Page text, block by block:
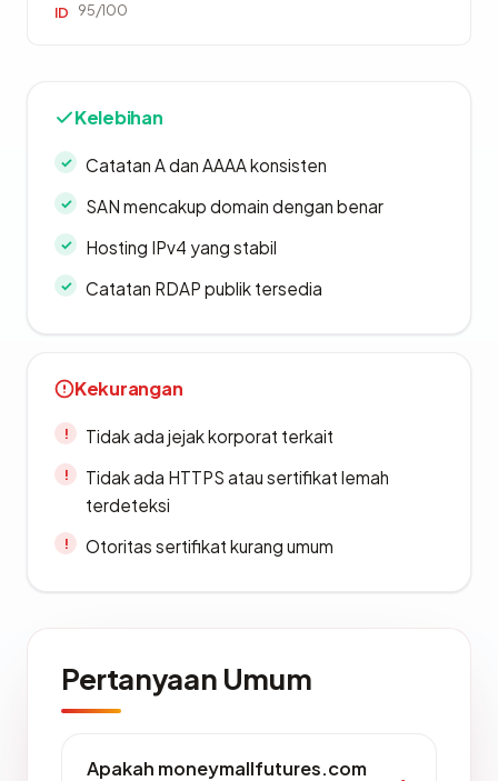
ID 95/100
Kelebihan
Catatan A dan AAAA konsisten
SAN mencakup domain dengan benar
Hosting IPv4 yang stabil
Catatan RDAP publik tersedia
Kekurangan
Tidak ada jejak korporat terkait
Tidak ada HTTPS atau sertifikat lemah
terdeteksi
Otoritas sertifikat kurang umum
Pertanyaan Umum
Apakah moneymallfutures.com